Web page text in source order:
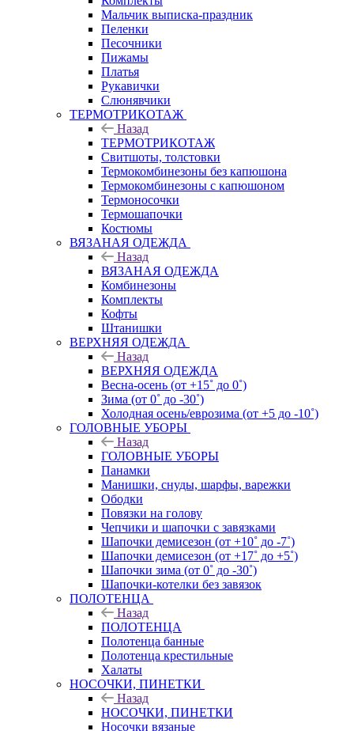
Мальчик выписка-праздник
Пеленки
Песочники
Пижамы
Платья
Рукавички
Слюнявчики
ТЕРМОТРИКОТАЖ
Назад
ТЕРМОТРИКОТАЖ
Свитшоты, толстовки
Термокомбинезоны без капюшона
Термокомбинезоны с капюшоном
Термоносочки
Термошапочки
Костюмы
ВЯЗАНАЯ ОДЕЖДА
Назад
ВЯЗАНАЯ ОДЕЖДА
Комбинезоны
Комплекты
Кофты
Штанишки
ВЕРХНЯЯ ОДЕЖДА
Назад
ВЕРХНЯЯ ОДЕЖДА
Весна-осень (от +15˚ до 0˚)
Зима (от 0˚ до -30˚)
Холодная осень/еврозима (от +5 до -10˚)
ГОЛОВНЫЕ УБОРЫ
Назад
ГОЛОВНЫЕ УБОРЫ
Панамки
Манишки, снуды, шарфы, варежки
Ободки
Повязки на голову
Чепчики и шапочки с завязками
Шапочки демисезон (от +10˚ до -7˚)
Шапочки демисезон (от +17˚ до +5˚)
Шапочки зима (от 0˚ до -30˚)
Шапочки-котелки без завязок
ПОЛОТЕНЦА
Назад
ПОЛОТЕНЦА
Полотенца банные
Полотенца крестильные
Халаты
НОСОЧКИ, ПИНЕТКИ
Назад
НОСОЧКИ, ПИНЕТКИ
Носочки вязаные